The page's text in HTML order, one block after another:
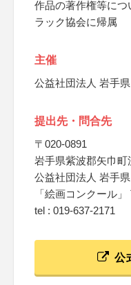
作品の著作権等につ
ラック協会に帰属
主催
公益社団法人 岩手
提出先・問合先
〒020-0891
岩手県紫波郡矢巾
公益社団法人 岩手
「絵画コンクール
tel : 019-637-2171
公